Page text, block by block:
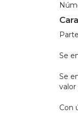
Se
Se
valor
Con